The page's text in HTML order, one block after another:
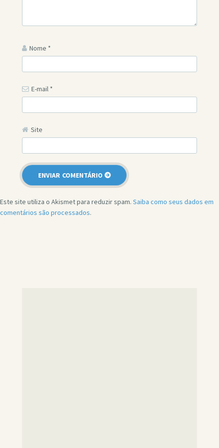
Nome *
E-mail *
Site
Este site utiliza o Akismet para reduzir spam. Saiba como seus dados em
comentários são processados.